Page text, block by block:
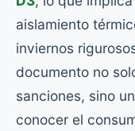
aislamiento
inviernos
documento no
sanciones, sino
conocer el